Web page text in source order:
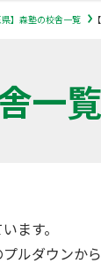
県】森塾の校舎一覧
一覧
ます。
ルダウンか